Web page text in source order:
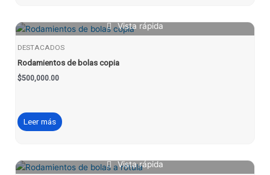
Vista rápida
DESTACADOS
Rodamientos de bolas copia
$500,000.00
Leer más
Vista rápida